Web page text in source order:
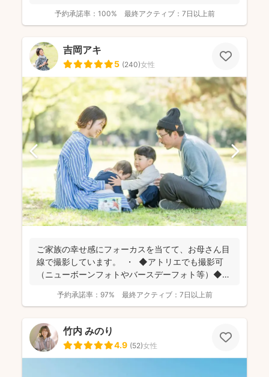
予約承諾率： 100% 最終アクティブ： 7日以上前
吉岡アキ
5 (240)女性
ご家族の幸せ感にフォーカスを当てて、お母さん目
線で撮影しています。 ・ ◆アトリエでも撮影可
（ニューボーンフォトやバースデーフォト等）◆
予約承諾率： 97% 最終アクティブ： 7日以上前
竹内 みのり
4.9 (52)女性